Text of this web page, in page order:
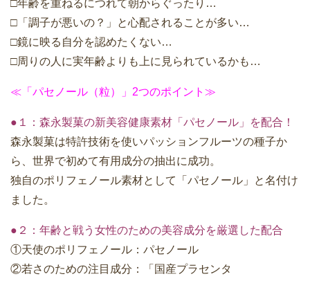
□年齢を重ねるにつれて朝からぐったり…
□「調子が悪いの？」と心配されることが多い…
□鏡に映る自分を認めたくない…
□周りの人に実年齢よりも上に見られているかも…
≪「パセノール（粒）」2つのポイント≫
●１：森永製菓の新美容健康素材「パセノール」を配合！
森永製菓は特許技術を使いパッションフルーツの種子か
ら、世界で初めて有用成分の抽出に成功。
独自のポリフェノール素材として「パセノール」と名付け
ました。
●２：年齢と戦う女性のための美容成分を厳選した配合
①天使のポリフェノール：パセノール
②若さのための注目成分：「国産プラセンタ